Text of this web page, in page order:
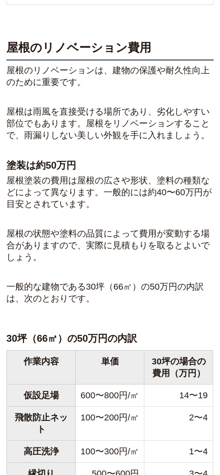
屋根のリノベーション費用
屋根のリノベーションは、建物の保護や耐久性向上
のために重要です。
屋根は雨風を直接受ける場所であり、劣化しやすい
部位でもあります。屋根をリノベーションすること
で、雨漏りしない美しい外観を手に入れましょう。
塗装は約50万円
屋根塗装の費用は屋根の広さや形状、塗料の種類な
どによって異なります。一般的には約40〜60万円が
目安とされています。
屋根の状態や塗料の品質によって費用が変動する場
合がありますので、実際に見積もりを取るとよいで
しょう。
一般的な建物である30坪（66㎡）の50万円の内訳
は、次のとおりです。
30坪（66㎡）の50万円の内訳
作業内容 単価
30坪の場合の
費用（万円）
仮設足場 600〜800円/㎡ 14〜19
飛散防止ネッ
ト
100〜200円/㎡ 2〜4
高圧洗浄 100〜300円/㎡ 1〜4